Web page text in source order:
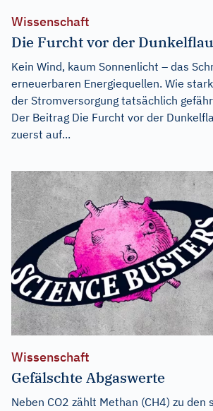
Wissenschaft
Die Furcht vor der
Kein Wind, kaum Sonnenlicht – das
erneuerbaren Energiequellen. Wie
der Stromversorgung tatsächlich
Der Beitrag Die Furcht vor der
zuerst auf...
Wissenschaft
Gefälschte Abgaswerte
Neben CO2 zählt Methan (CH4) zu den